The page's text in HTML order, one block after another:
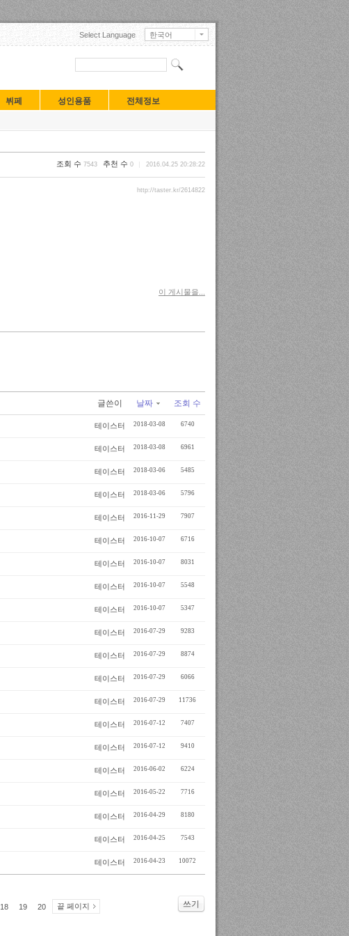
Select Language
한국어
English
日本語
中文(中国)
Français
Deutsch
Tiếng Việt
뷔페 성인용품 전체정보
조회 수 7543 추천 수 0 2016.04.25 20:28:22
http://taster.kr/2614822
이 게시물을...
글쓴이 날짜 조회 수
테이스터 2018-03-08 6740
테이스터 2018-03-08 6961
테이스터 2018-03-06 5485
테이스터 2018-03-06 5796
테이스터 2016-11-29 7907
테이스터 2016-10-07 6716
테이스터 2016-10-07 8031
테이스터 2016-10-07 5548
테이스터 2016-10-07 5347
테이스터 2016-07-29 9283
테이스터 2016-07-29 8874
테이스터 2016-07-29 6066
테이스터 2016-07-29 11736
테이스터 2016-07-12 7407
테이스터 2016-07-12 9410
테이스터 2016-06-02 6224
테이스터 2016-05-22 7716
테이스터 2016-04-29 8180
테이스터 2016-04-25 7543
테이스터 2016-04-23 10072
쓰기
18 19 20 끝 페이지